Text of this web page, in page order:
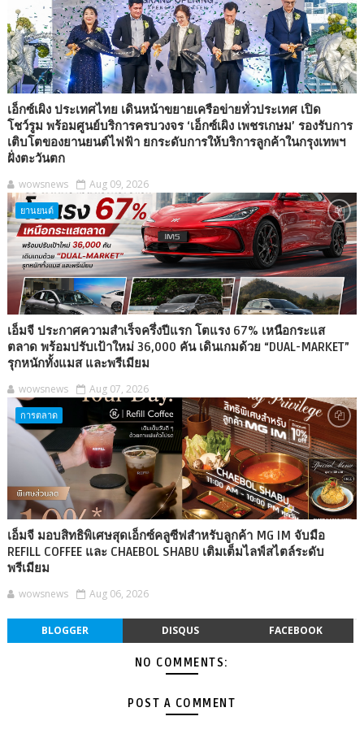
เอ็กซ์เผิง ประเทศไทย เดินหน้าขยายเครือข่ายทั่วประเทศ เปิด
โชว์รูม พร้อมศูนย์บริการครบวงจร ‘เอ็กซ์เผิง เพชรเกษม’ รองรับการ
เติบโตของยานยนต์ไฟฟ้า ยกระดับการให้บริการลูกค้าในกรุงเทพฯ
ฝั่งตะวันตก
wowsnews Aug 09, 2026
ยานยนต์
เอ็มจี ประกาศความสำเร็จครึ่งปีแรก โตแรง 67% เหนือกระแส
ตลาด พร้อมปรับเป้าใหม่ 36,000 คัน เดินเกมด้วย “DUAL-MARKET”
รุกหนักทั้งแมส และพรีเมียม
wowsnews Aug 07, 2026
การตลาด
เอ็มจี มอบสิทธิพิเศษสุดเอ็กซ์คลูซีฟสำหรับลูกค้า MG IM จับมือ
REFILL COFFEE และ CHAEBOL SHABU เติมเต็มไลฟ์สไตล์ระดับ
พรีเมียม
wowsnews Aug 06, 2026
BLOGGER DISQUS FACEBOOK
NO COMMENTS:
POST A COMMENT